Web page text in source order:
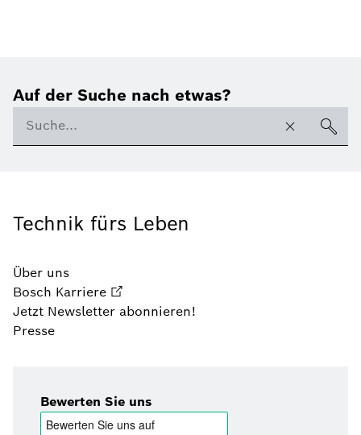
Auf der Suche nach etwas?
Technik fürs Leben
Über uns
Bosch Karriere
Jetzt Newsletter abonnieren!
Presse
Bewerten Sie uns